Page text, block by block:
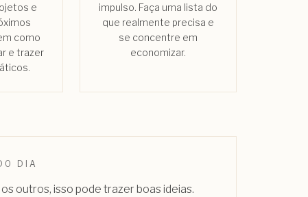
e
como
e trazer
impulso. Faça uma lista do
que realmente precisa e
se concentre em
economizar.
DIA
outros, isso pode trazer boas ideias.